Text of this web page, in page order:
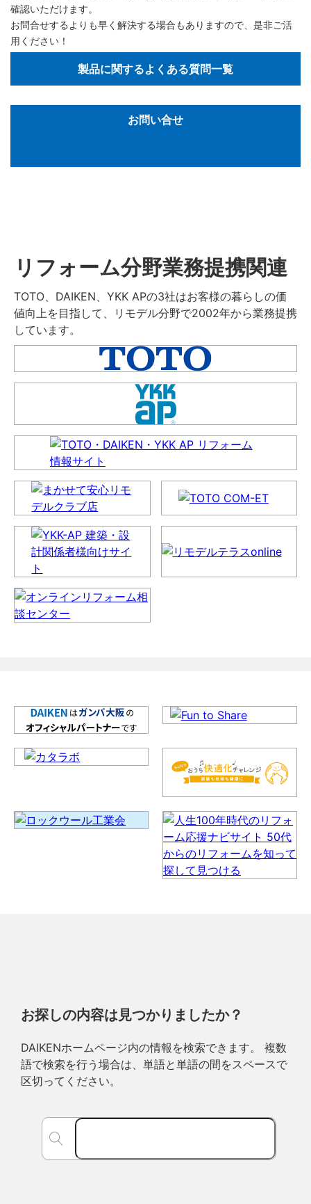
確認いただけます。
お問合せするよりも早く解決する場合もありますので、是非ご活
用ください！
製品に関するよくある質問一覧
お問い合せ
リフォーム分野業務提携関連
TOTO、DAIKEN、YKK APの3社はお客様の暮らしの価
値向上を目指して、リモデル分野で2002年から業務提携
しています。
お探しの内容は見つかりましたか？
DAIKENホームページ内の情報を検索できます。 複数
語で検索を行う場合は、単語と単語の間をスペースで
区切ってください。